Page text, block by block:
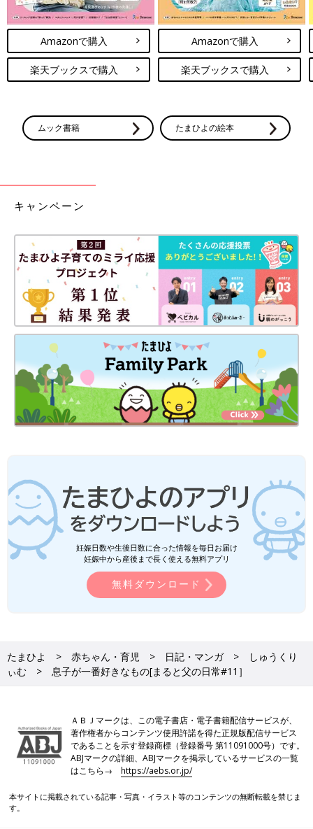
Amazonで購入
楽天ブックスで購入
Amazonで購入
楽天ブックスで購入
ムック書籍 たまひよの絵本
キャンペーン
妊娠日数や生後日数に合った情報を毎日お届け
妊娠中から産後まで長く使える無料アプリ
無料ダウンロード
たまひよ 赤ちゃん・育児 日記・マンガ
しゅうくり
ぃむ
息子が一番好きなもの[まると父の日常#11］
ＡＢＪマークは、この電子書店・電子書籍配信サービスが、
著作権者からコンテンツ使用許諾を得た正規版配信サービス
であることを示す登録商標（登録番号 第11091000号）です。
ABJマークの詳細、ABJマークを掲示しているサービスの一覧
はこちら→https://aebs.or.jp/
本サイトに掲載されている記事・写真・イラスト等のコンテンツの無断転載を禁じま
す。